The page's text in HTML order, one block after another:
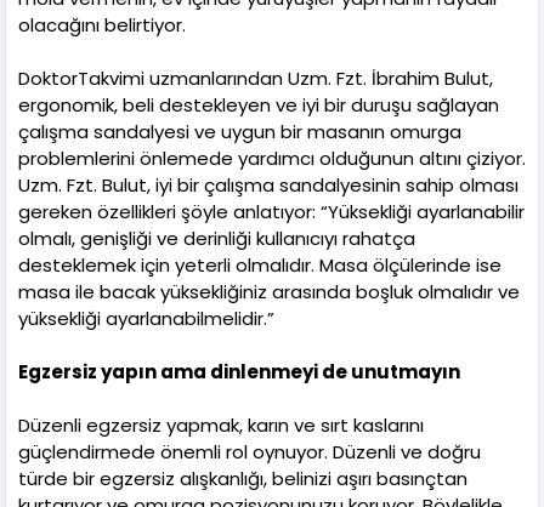
olacağını belirtiyor.
DoktorTakvimi uzmanlarından Uzm. Fzt. İbrahim Bulut,
ergonomik, beli destekleyen ve iyi bir duruşu sağlayan
çalışma sandalyesi ve uygun bir masanın omurga
problemlerini önlemede yardımcı olduğunun altını çiziyor.
Uzm. Fzt. Bulut, iyi bir çalışma sandalyesinin sahip olması
gereken özellikleri şöyle anlatıyor: “Yüksekliği ayarlanabilir
olmalı, genişliği ve derinliği kullanıcıyı rahatça
desteklemek için yeterli olmalıdır. Masa ölçülerinde ise
masa ile bacak yüksekliğiniz arasında boşluk olmalıdır ve
yüksekliği ayarlanabilmelidir.”
Egzersiz yapın ama dinlenmeyi de unutmayın
Düzenli egzersiz yapmak, karın ve sırt kaslarını
güçlendirmede önemli rol oynuyor. Düzenli ve doğru
türde bir egzersiz alışkanlığı, belinizi aşırı basınçtan